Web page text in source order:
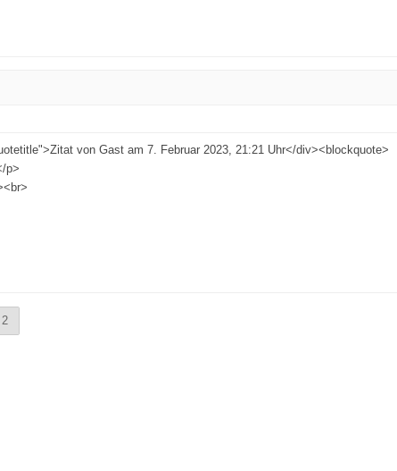
von Gast am 7. Februar 2023, 21:21 Uhr</div><blockquote>
p>